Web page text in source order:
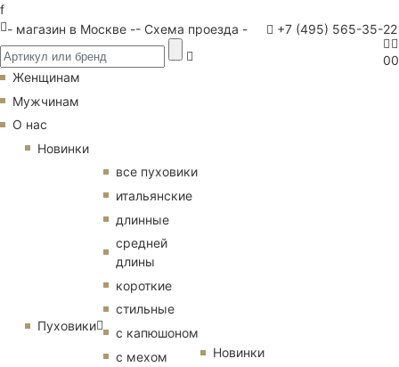
f
- магазин в Москве -- Схема проезда - +7 (495) 565-35-22
00
Женщинам
Мужчинам
О нас
Новинки
Пуховики
все пуховики
итальянские
длинные
средней
длины
короткие
стильные
с капюшоном
с мехом
Новинки